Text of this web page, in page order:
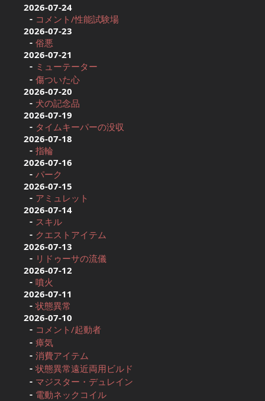
2026-07-24
コメント/性能試験場
2026-07-23
俗悪
2026-07-21
ミューテーター
傷ついた心
2026-07-20
犬の記念品
2026-07-19
タイムキーパーの没収
2026-07-18
指輪
2026-07-16
パーク
2026-07-15
アミュレット
2026-07-14
スキル
クエストアイテム
2026-07-13
リドゥーサの流儀
2026-07-12
噴火
2026-07-11
状態異常
2026-07-10
コメント/起動者
瘴気
消費アイテム
状態異常遠近両用ビルド
マジスター・デュレイン
電動ネックコイル